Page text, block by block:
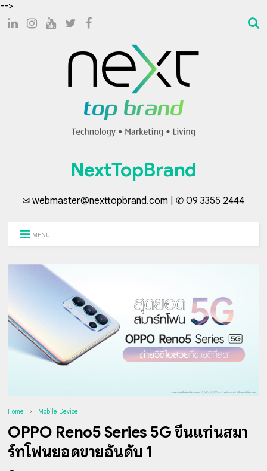
-->
NextTopBrand
✉ webmaster@nexttopbrand.com | ✆ 09 3355 2444
MENU
Home Mobile Device
OPPO Reno5 Series 5G ขึ้นแท่นสมา
ร์ทโฟนยอดขายอันดับ 1